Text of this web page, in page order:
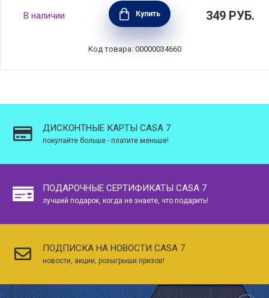
Рамекин Indulgence 10 см, объем 355 мл,
фарфор, цвет серо-зеленый, Maxwell &
Williams, MW451-IA0383
В наличии Купить 349 РУБ.
Код товара: 00000034660
ДИСКОНТНЫЕ КАРТЫ CASA 7
покупайте больше - платите меньше!
ПОДАРОЧНЫЕ СЕРТИФИКАТЫ CASA 7
лучший подарок, когда не знаете, что подарить!
ПОДПИСКА НА НОВОСТИ CASA 7
новости, акции, розыгрыши призов!